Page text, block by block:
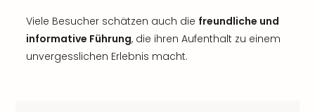
Viele Besucher schätzen auch die freundliche und
informative Führung, die ihren Aufenthalt zu einem
unvergesslichen Erlebnis macht.